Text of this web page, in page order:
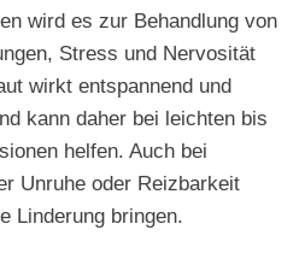
wird es zur Behandlung von
Stress und Nervosität
wirkt entspannend und
kann daher bei leichten bis
helfen. Auch bei
Unruhe oder Reizbarkeit
Linderung bringen.